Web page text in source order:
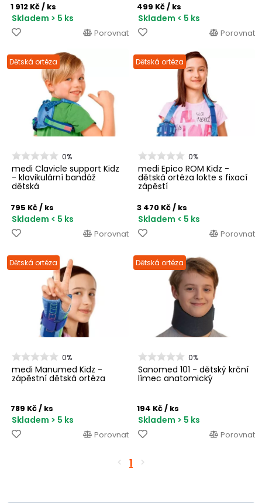
1 912 Kč/ ks
Skladem > 5 ks
Porovnat
499 Kč/ ks
Skladem < 5 ks
Porovnat
Dětská ortéza
0%
medi Clavicle support Kidz
- klavikulární bandáž
dětská
795 Kč/ ks
Skladem < 5 ks
Porovnat
Dětská ortéza
0%
medi Epico ROM Kidz -
dětská ortéza lokte s fixací
zápěstí
3 470 Kč/ ks
Skladem < 5 ks
Porovnat
Dětská ortéza
0%
medi Manumed Kidz -
zápěstní dětská ortéza
789 Kč/ ks
Skladem > 5 ks
Porovnat
Dětská ortéza
0%
Sanomed 101 - dětský krční
límec anatomický
194 Kč/ ks
Skladem > 5 ks
Porovnat
1